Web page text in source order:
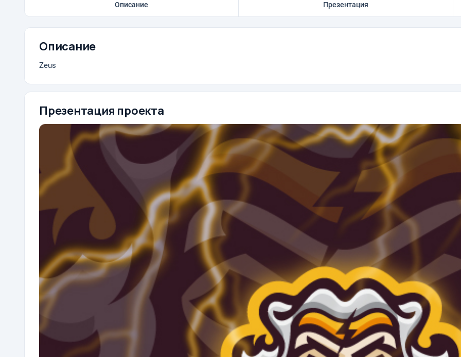
Описание Презентация
Описание
Zeus
Презентация проекта